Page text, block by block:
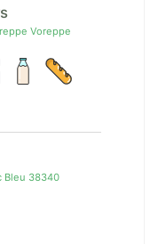
Voreppe
Bleu 38340